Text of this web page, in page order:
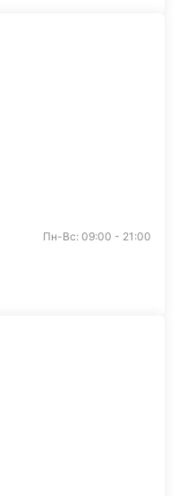
Пн-Вс: 09:00 - 21:00